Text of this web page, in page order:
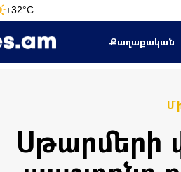
+32°C
Քաղաքական
Սթարմերի